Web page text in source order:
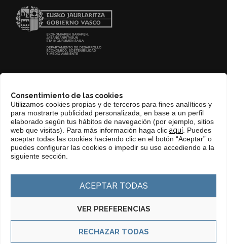
Consentimiento de las cookies
Utilizamos cookies propias y de terceros para fines analíticos y
para mostrarte publicidad personalizada, en base a un perfil
elaborado según tus hábitos de navegación (por ejemplo, sitios
web que visitas). Para más información haga clic aquí . Puedes
aceptar todas las cookies haciendo clic en el botón “Aceptar” o
puedes configurar las cookies o impedir su uso accediendo a la
siguiente sección.
ACEPTAR TODAS
RECHAZAR TODAS
VER PREFERENCIAS
WEB BASQUETRADE&INVESTMENT